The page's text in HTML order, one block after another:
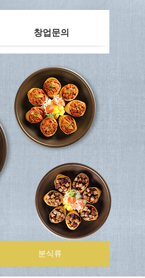
창업문의
분식류